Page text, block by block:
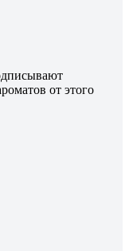
от этого